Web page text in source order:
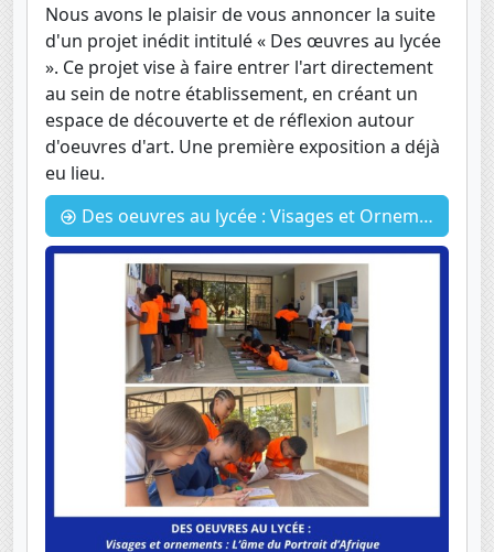
Nous avons le plaisir de vous annoncer la suite
d'un projet inédit intitulé « Des œuvres au lycée
». Ce projet vise à faire entrer l'art directement
au sein de notre établissement, en créant un
espace de découverte et de réflexion autour
d'oeuvres d'art. Une première exposition a déjà
eu lieu.
Des oeuvres au lycée : Visages et Ornements : L’Âme du Portrait Africain